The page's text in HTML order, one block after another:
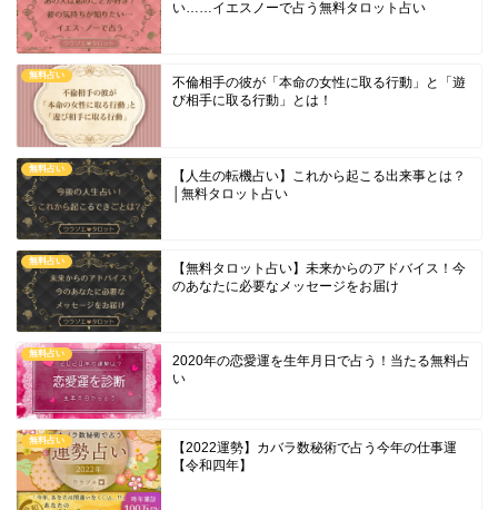
い……イエスノーで占う無料タロット占い
無料占い
不倫相手の彼が「本命の女性に取る行動」と「遊
び相手に取る行動」とは！
無料占い
【人生の転機占い】これから起こる出来事とは？
│無料タロット占い
無料占い
【無料タロット占い】未来からのアドバイス！今
のあなたに必要なメッセージをお届け
無料占い
2020年の恋愛運を生年月日で占う！当たる無料占
い
無料占い
【2022運勢】カバラ数秘術で占う今年の仕事運
【令和四年】